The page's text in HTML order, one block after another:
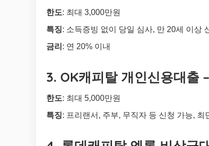
한도: 최대 3,000만원
특징: 소득증빙 없이 당일 심사, 만 20세 이상
금리 : 연 20% 이내
3. OK캐피탈 개인신용대출
한도: 최대 5,000만원
특징: 프리랜서, 주부, 무직자 등 신청 가능, 최